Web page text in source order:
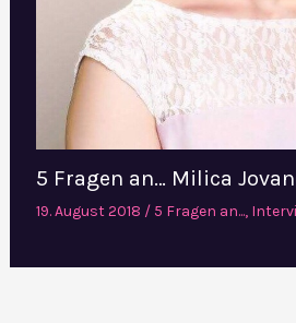
5 Fragen an… Milica
19. August 2018 / 5 Fragen an...,